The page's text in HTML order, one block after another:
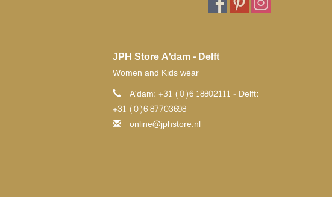
JPH Store A'dam - Delft
Women and Kids wear
A'dam: +31 (0)6 18802111 - Delft:
+31 (0)6 87703698
online@jphstore.nl